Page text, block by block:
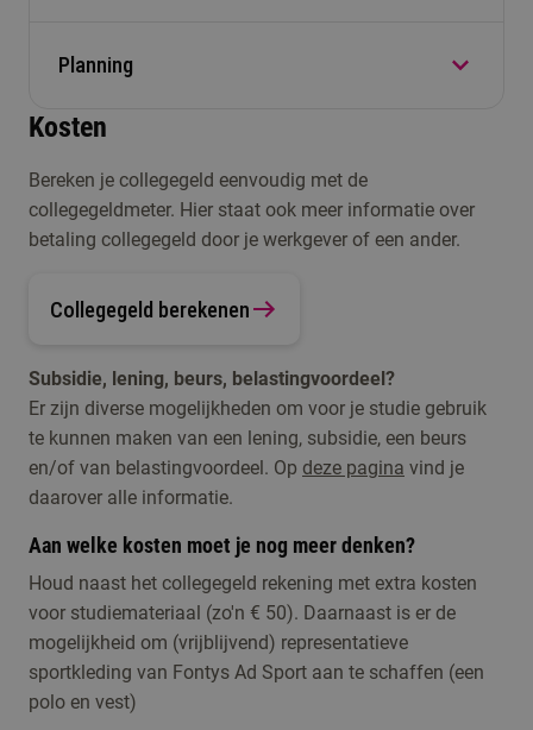
nodig waar:
voorbereiden, uitvoeren en evalueren voor
doelgroepen;
Je kunt bijdragen aan organisatieactiviteiten en
evenementen.
leerwerkplek nodig waar:
adviseren over leefstijl;
Je kunt samenwerken aan
leefstijlvraagstukken binnen de organisatie.
Na aanmelding schrijf je je via ‘MijnFontys’ in
Daarnaast doen we een werkplekcheck om een
voor het intakegesprek lever je via MijnFontys je
motivatie, CV en de werkplekcheck in.Ter
voorbereiding op het gesprek maak je ook een
als coach toe te lichten aan de docent.
Planning
juli. Na inschrijving krijg je hiervoor een
uitnodiging.
Kosten
Bereken je collegegeld eenvoudig met de
collegegeldmeter. Hier staat ook meer informatie over
betaling collegegeld door je werkgever of een ander.
Collegegeld berekenen
Subsidie, lening, beurs, belastingvoordeel?
Er zijn diverse mogelijkheden om voor je studie gebruik
te kunnen maken van een lening, subsidie, een beurs
en/of van belastingvoordeel. Op deze pagina vind je
daarover alle informatie.
Aan welke kosten moet je nog meer denken?
Houd naast het collegegeld rekening met extra kosten
voor studiemateriaal (zo'n € 50). Daarnaast is er de
mogelijkheid om (vrijblijvend) representatieve
sportkleding van Fontys Ad Sport aan te schaffen (een
polo en vest)